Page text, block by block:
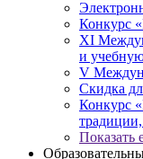
Конкурс
XI
и
V
Скидка
Конкурс
Показать